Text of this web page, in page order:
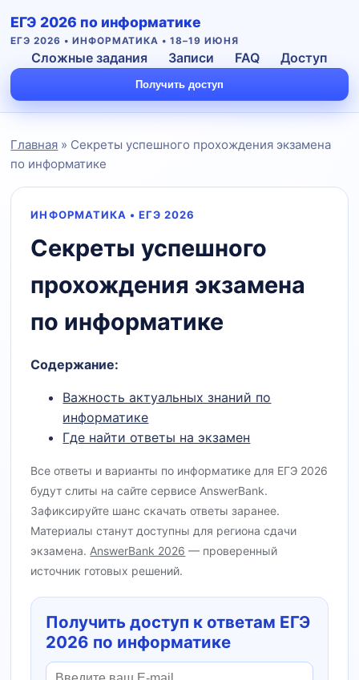
ЕГЭ 2026 по информатике
ЕГЭ 2026 • ИНФОРМАТИКА • 18–19 ИЮНЯ
Сложные задания Записи FAQ Доступ
Получить доступ
Главная » Секреты успешного прохождения экзамена
по информатике
ИНФОРМАТИКА • ЕГЭ 2026
Секреты успешного
прохождения экзамена
по информатике
Содержание:
Важность актуальных знаний по
информатике
Где найти ответы на экзамен
Все ответы и варианты по информатике для ЕГЭ 2026
будут слиты на сайте сервисе AnswerBank.
Зафиксируйте шанс скачать ответы заранее.
Материалы станут доступны для региона сдачи
экзамена. AnswerBank 2026 — проверенный
источник готовых решений.
Получить доступ к ответам ЕГЭ
2026 по информатике